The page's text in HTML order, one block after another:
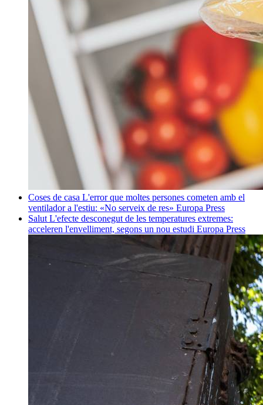
Coses de casa L'error que moltes persones cometen amb el
ventilador a l'estiu: «No serveix de res» Europa Press
Salut L'efecte desconegut de les temperatures extremes:
acceleren l'envelliment, segons un nou estudi Europa Press